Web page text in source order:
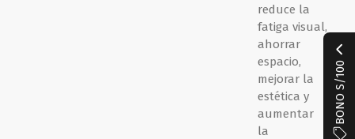
reduce la
fatiga visual,
ahorrar
espacio,
mejorar la
estética y
aumentar
la
BONO S/100